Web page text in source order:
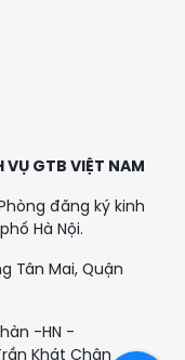
VỤ GTB VIỆT NAM
Phòng đăng ký kinh
Hà Nội.
Tân Mai, Quận
-HN -
Khát Chân